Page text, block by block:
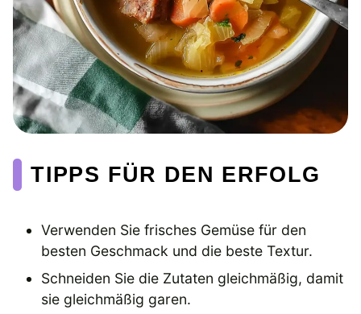
TIPPS FÜR DEN ERFOLG
Verwenden Sie frisches Gemüse für den
besten Geschmack und die beste Textur.
Schneiden Sie die Zutaten gleichmäßig, damit
sie gleichmäßig garen.